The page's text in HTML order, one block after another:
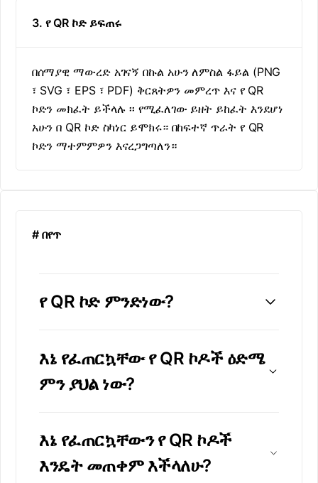
3. የ QR ኮድ ይፍጠሩ
በሰማያዊ ማውረድ አገናኝ በኩል አሁን ለምስል ፋይል (PNG
፣ SVG ፣ EPS ፣ PDF) ቅርጸትዎን መምረጥ እና የ QR
ኮድን መክፈት ይችላሉ ፡፡ የሚፈለገው ይዘት ይከፈት እንደሆነ
አሁን በ QR ኮድ ስካነር ይሞክሩ። በከፍተኛ ጥራት የ QR
ኮድን ማተምምዎን እናረጋግጣለን።
# በየጥ
የ QR ኮድ ምንድነው?
እኔ የፈጠርኳቸው የ QR ኮዶች ዕድሜ
ምን ያህል ነው?
እኔ የፈጠርኳቸውን የ QR ኮዶች
እንዴት መጠቀም እችላለሁ?